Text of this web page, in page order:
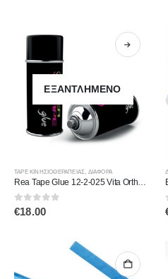
ΕΞΑΝΤΛΗΜΈΝΟ
TAPE ΚΙΝΗΣΙΟΘΕΡΑΠΕΊΑΣ, ΔΙΆΦΟΡΑ
Rea Tape Glue 12-2-025 Vita Orthopaedics
0out of 5
€18.00